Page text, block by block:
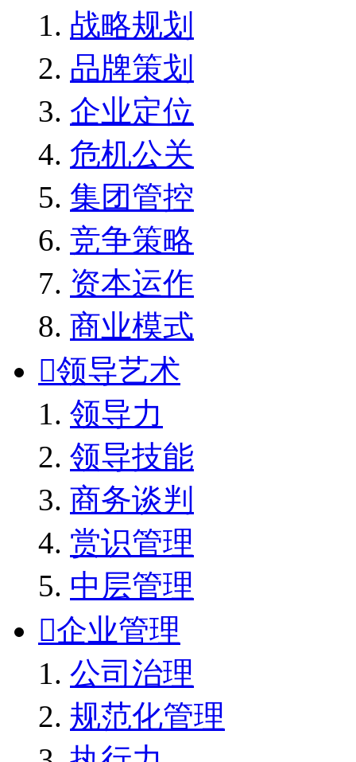
战略规划
品牌策划
企业定位
危机公关
集团管控
竞争策略
资本运作
商业模式
领导艺术
领导力
领导技能
商务谈判
赏识管理
中层管理
企业管理
公司治理
规范化管理